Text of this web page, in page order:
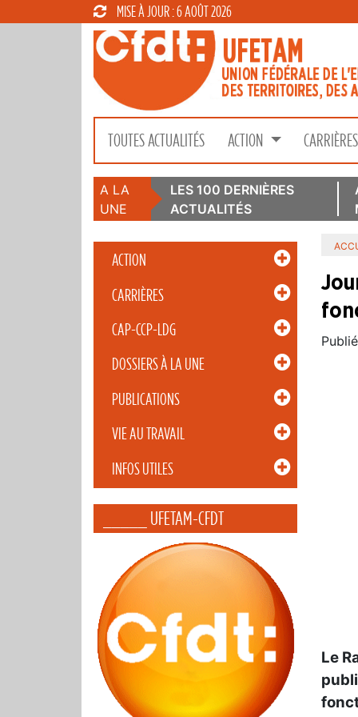
MISE À JOUR : 6 AOÛT 2026
TOUTES ACTUALITÉS ACTION
A LA
UNE
LES 100 DERNIÈRES
ACTUALITÉS
ACTION
CARRIÈRES
CAP-CCP-LDG
DOSSIERS À LA UNE
PUBLICATIONS
VIE AU TRAVAIL
INFOS UTILES
_____ UFETAM-CFDT
Le